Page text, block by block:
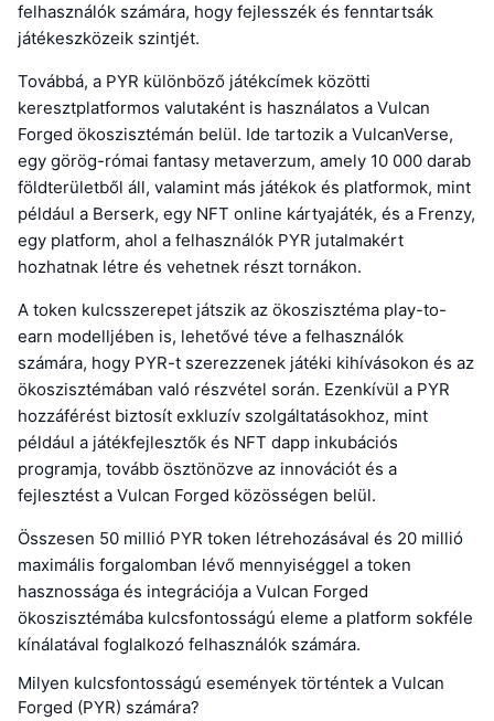
felhasználók számára, hogy fejlesszék és fenntartsák
játékeszközeik szintjét.
Továbbá, a PYR különböző játékcímek közötti
keresztplatformos valutaként is használatos a Vulcan
Forged ökoszisztémán belül. Ide tartozik a VulcanVerse,
egy görög-római fantasy metaverzum, amely 10 000 darab
földterületből áll, valamint más játékok és platformok, mint
például a Berserk, egy NFT online kártyajáték, és a Frenzy,
egy platform, ahol a felhasználók PYR jutalmakért
hozhatnak létre és vehetnek részt tornákon.
A token kulcsszerepet játszik az ökoszisztéma play-to-
earn modelljében is, lehetővé téve a felhasználók
számára, hogy PYR-t szerezzenek játéki kihívásokon és az
ökoszisztémában való részvétel során. Ezenkívül a PYR
hozzáférést biztosít exkluzív szolgáltatásokhoz, mint
például a játékfejlesztők és NFT dapp inkubációs
programja, tovább ösztönözve az innovációt és a
fejlesztést a Vulcan Forged közösségen belül.
Összesen 50 millió PYR token létrehozásával és 20 millió
maximális forgalomban lévő mennyiséggel a token
hasznossága és integrációja a Vulcan Forged
ökoszisztémába kulcsfontosságú eleme a platform sokféle
kínálatával foglalkozó felhasználók számára.
Milyen kulcsfontosságú események történtek a Vulcan
Forged (PYR) számára?